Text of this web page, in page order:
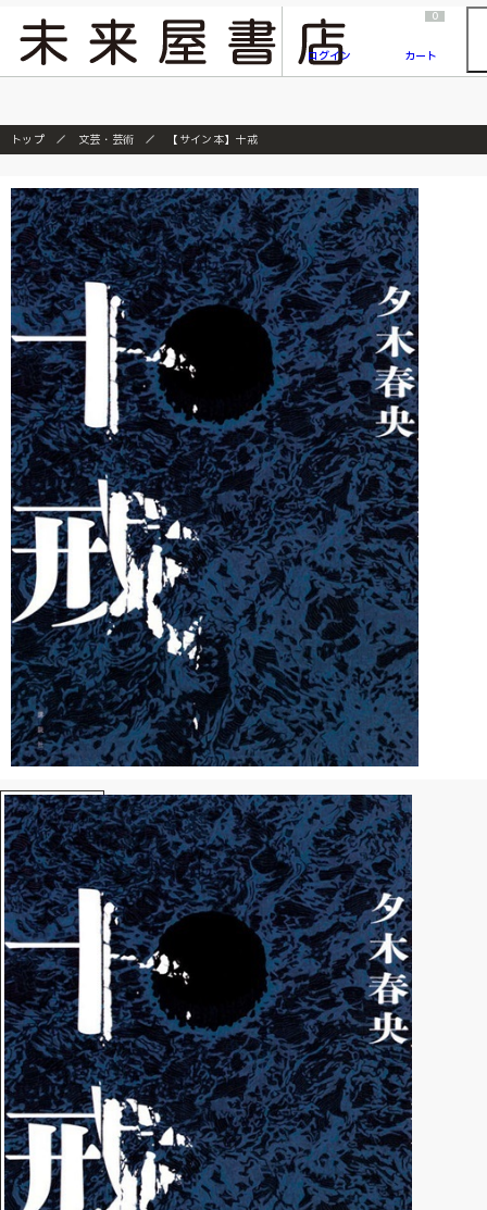
『ONE PIECE magazine 021 ONE PIECEカード付き同梱版』発売延期のご案内
ログイン
0
カート
トップ 文芸・芸術 【サイン本】十戒